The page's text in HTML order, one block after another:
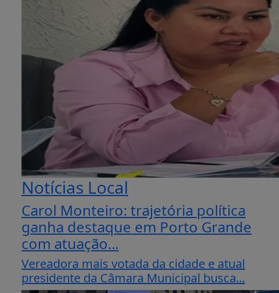
Notícias Local
Carol Monteiro: trajetória política
ganha destaque em Porto Grande
com atuação...
Vereadora mais votada da cidade e atual
presidente da Câmara Municipal busca...